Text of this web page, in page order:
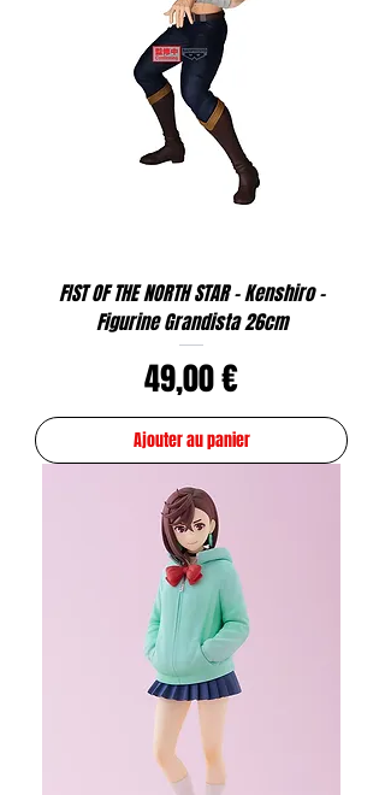
FIST OF THE NORTH STAR - Kenshiro -
Figurine Grandista 26cm
Prix
49,00 €
Ajouter au panier